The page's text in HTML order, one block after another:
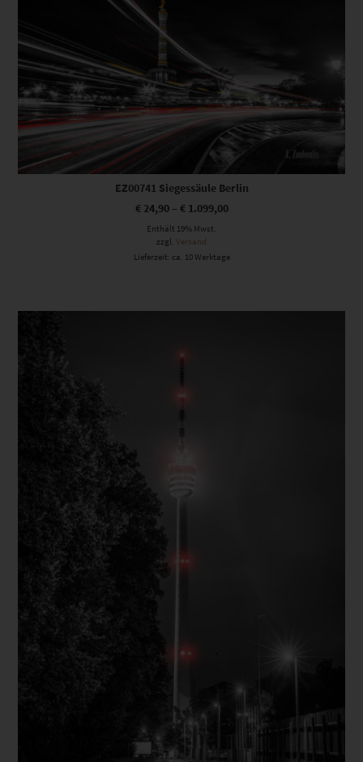
EZ00741 Siegessäule Berlin
€24,90– €1.099,00
Enthält 19% Mwst.
zzgl.
Versand
Lieferzeit: ca. 10 Werktage
Dieses Produkt weist mehrere Varianten auf. Die Optionen können auf der Produktseite gewählt werden